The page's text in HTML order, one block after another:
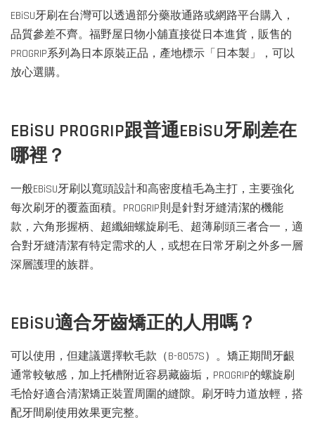
EBiSU牙刷在台灣可以透過部分藥妝通路或網路平台購入，
品質參差不齊。福野屋日物小舖直接從日本進貨，販售的
PROGRIP系列為日本原裝正品，產地標示「日本製」，可以
放心選購。
EBiSU PROGRIP跟普通EBiSU牙刷差在
哪裡？
一般EBiSU牙刷以寬頭設計和高密度植毛為主打，主要強化
每次刷牙的覆蓋面積。PROGRIP則是針對牙縫清潔的機能
款，六角形握柄、超纖細螺旋刷毛、超薄刷頭三者合一，適
合對牙縫清潔有特定需求的人，或想在日常牙刷之外多一層
深層護理的族群。
EBiSU適合牙齒矯正的人用嗎？
可以使用，但建議選擇軟毛款（B-8057S）。矯正期間牙齦
通常較敏感，加上托槽附近容易藏齒垢，PROGRIP的螺旋刷
毛恰好適合清潔矯正裝置周圍的縫隙。刷牙時力道放輕，搭
配牙間刷使用效果更完整。